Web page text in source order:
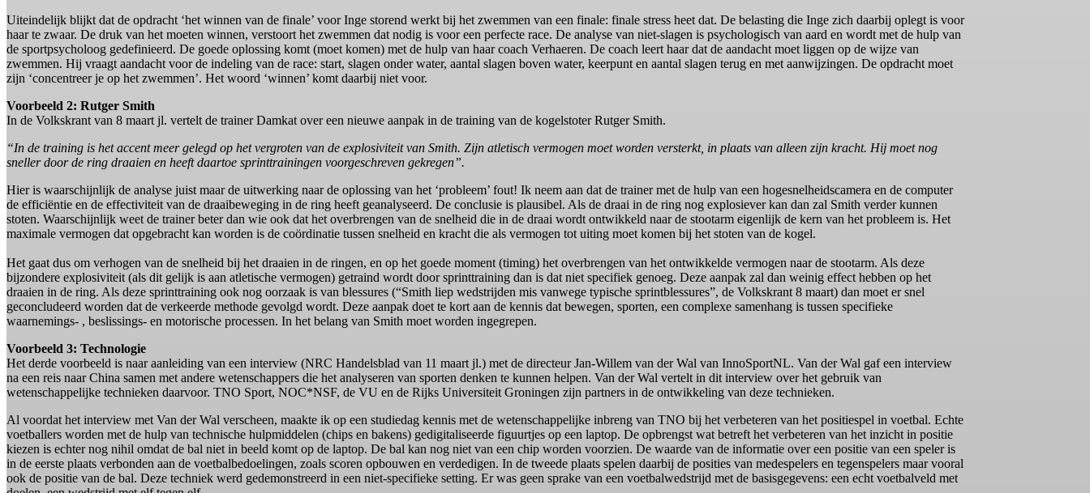
Uiteindelijk blijkt dat de opdracht ‘het winnen van de finale’ voor Inge storend werkt bij het zwemmen van een finale: finale stress heet dat. De belasting die Inge zich daarbij oplegt is voor
haar te zwaar. De druk van het moeten winnen, verstoort het zwemmen dat nodig is voor een perfecte race. De analyse van niet-slagen is psychologisch van aard en wordt met de hulp van
de sportpsycholoog gedefinieerd. De goede oplossing komt (moet komen) met de hulp van haar coach Verhaeren. De coach leert haar dat de aandacht moet liggen op de wijze van
zwemmen. Hij vraagt aandacht voor de indeling van de race: start, slagen onder water, aantal slagen boven water, keerpunt en aantal slagen terug en met aanwijzingen. De opdracht moet
zijn ‘concentreer je op het zwemmen’. Het woord ‘winnen’ komt daarbij niet voor.
Voorbeeld 2: Rutger Smith
In de Volkskrant van 8 maart jl. vertelt de trainer Damkat over een nieuwe aanpak in de training van de kogelstoter Rutger Smith.
“In de training is het accent meer gelegd op het vergroten van de explosiviteit van Smith. Zijn atletisch vermogen moet worden versterkt, in plaats van alleen zijn kracht. Hij moet nog
sneller door de ring draaien en heeft daartoe sprinttrainingen voorgeschreven gekregen”.
Hier is waarschijnlijk de analyse juist maar de uitwerking naar de oplossing van het ‘probleem’ fout! Ik neem aan dat de trainer met de hulp van een hogesnelheidscamera en de computer
de efficiëntie en de effectiviteit van de draaibeweging in de ring heeft geanalyseerd. De conclusie is plausibel. Als de draai in de ring nog explosiever kan dan zal Smith verder kunnen
stoten. Waarschijnlijk weet de trainer beter dan wie ook dat het overbrengen van de snelheid die in de draai wordt ontwikkeld naar de stootarm eigenlijk de kern van het probleem is. Het
maximale vermogen dat opgebracht kan worden is de coördinatie tussen snelheid en kracht die als vermogen tot uiting moet komen bij het stoten van de kogel.
Het gaat dus om verhogen van de snelheid bij het draaien in de ringen, en op het goede moment (timing) het overbrengen van het ontwikkelde vermogen naar de stootarm. Als deze
bijzondere explosiviteit (als dit gelijk is aan atletische vermogen) getraind wordt door sprinttraining dan is dat niet specifiek genoeg. Deze aanpak zal dan weinig effect hebben op het
draaien in de ring. Als deze sprinttraining ook nog oorzaak is van blessures (“Smith liep wedstrijden mis vanwege typische sprintblessures”, de Volkskrant 8 maart) dan moet er snel
geconcludeerd worden dat de verkeerde methode gevolgd wordt. Deze aanpak doet te kort aan de kennis dat bewegen, sporten, een complexe samenhang is tussen specifieke
waarnemings- , beslissings- en motorische processen. In het belang van Smith moet worden ingegrepen.
Voorbeeld 3: Technologie
Het derde voorbeeld is naar aanleiding van een interview (NRC Handelsblad van 11 maart jl.) met de directeur Jan-Willem van der Wal van InnoSportNL. Van der Wal gaf een interview
na een reis naar China samen met andere wetenschappers die het analyseren van sporten denken te kunnen helpen. Van der Wal vertelt in dit interview over het gebruik van
wetenschappelijke technieken daarvoor. TNO Sport, NOC*NSF, de VU en de Rijks Universiteit Groningen zijn partners in de ontwikkeling van deze technieken.
Al voordat het interview met Van der Wal verscheen, maakte ik op een studiedag kennis met de wetenschappelijke inbreng van TNO bij het verbeteren van het positiespel in voetbal. Echte
voetballers worden met de hulp van technische hulpmiddelen (chips en bakens) gedigitaliseerde figuurtjes op een laptop. De opbrengst wat betreft het verbeteren van het inzicht in positie
kiezen is echter nog nihil omdat de bal niet in beeld komt op de laptop. De bal kan nog niet van een chip worden voorzien. De waarde van de informatie over een positie van een speler is
in de eerste plaats verbonden aan de voetbalbedoelingen, zoals scoren opbouwen en verdedigen. In de tweede plaats spelen daarbij de posities van medespelers en tegenspelers maar vooral
ook de positie van de bal. Deze techniek werd gedemonstreerd in een niet-specifieke setting. Er was geen sprake van een voetbalwedstrijd met de basisgegevens: een echt voetbalveld met